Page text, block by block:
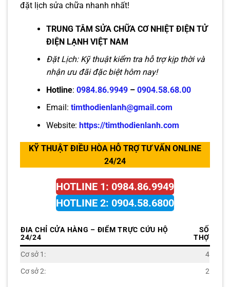
đặt lịch sửa chữa nhanh nhất!
TRUNG TÂM SỬA CHỮA CƠ NHIỆT ĐIỆN TỬ
ĐIỆN LẠNH VIỆT NAM
Đặt Lịch: Kỹ thuật kiểm tra hỗ trợ kịp thời và
nhận ưu đãi đặc biệt hôm nay!
Hotline: 0984.86.9949– 0904.58.68.00
Email: timthodienlanh@gmail.com
Website: https://timthodienlanh.com
KỸ THUẬT ĐIỀU HÒA HỖ TRỢ TƯ VẤN ONLINE
24/24
HOTLINE 1: 0984.86.9949
HOTLINE 2: 0904.58.6800
ĐIA CHỈ CỬA HÀNG – ĐIỂM TRỰC CỨU HỘ
24/24
SỐ
THỢ
Cơ sở 1:
4
Cơ sở 2:
2